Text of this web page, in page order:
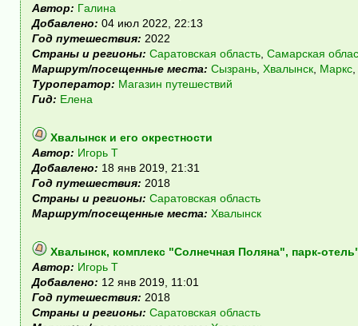
Автор: Гaлинa
Добавлено: 04 июл 2022, 22:13
Год путешествия: 2022
Страны и регионы: Саратовская область Самарская
Маршрут/посещенные места: Сызрань Хвалынск Маркс
Туроператор: Магазин путешествий
Гид: Елена
Хвалынск и его окрестности
Автор: Игорь Т
Добавлено: 18 янв 2019, 21:31
Год путешествия: 2018
Страны и регионы: Саратовская область
Маршрут/посещенные места: Хвалынск
Хвалынск, комплекс "Солнечная Поляна", парк-
Автор: Игорь Т
Добавлено: 12 янв 2019, 11:01
Год путешествия: 2018
Страны и регионы: Саратовская область